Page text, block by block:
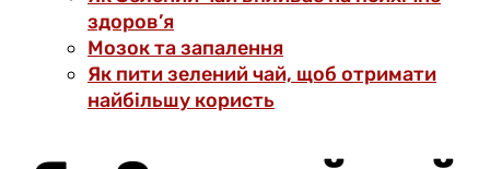
здоров’я
Мозок та запалення
Як пити зелений чай, щоб отримати
найбільшу користь